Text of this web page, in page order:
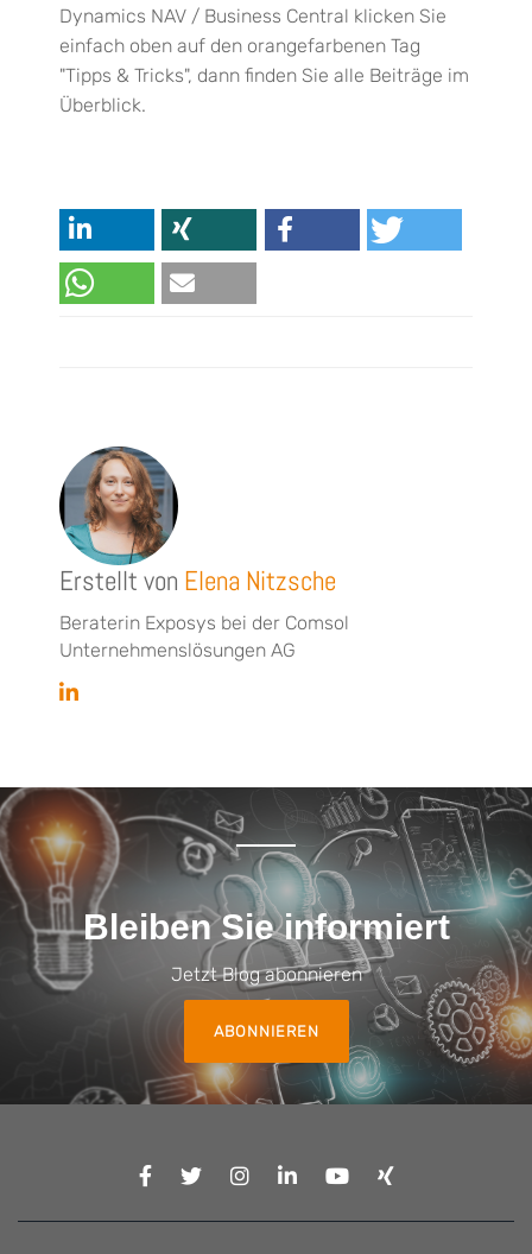
Dynamics NAV / Business Central klicken Sie
einfach oben auf den orangefarbenen Tag
"Tipps & Tricks", dann finden Sie alle Beiträge im
Überblick.
Erstellt von Elena Nitzsche
Beraterin Exposys bei der Comsol
Unternehmenslösungen AG
Bleiben Sie informiert
Jetzt Blog abonnieren
ABONNIEREN